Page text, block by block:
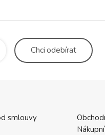
Chciodebírat
smlouvy